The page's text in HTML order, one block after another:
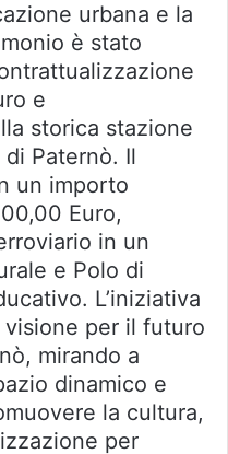
urbana e la
è stato
e
storica stazione
di Paternò. Il
un importo
Euro,
in un
e Polo di
L’iniziativa
per il futuro
mirando a
dinamico e
la cultura,
per